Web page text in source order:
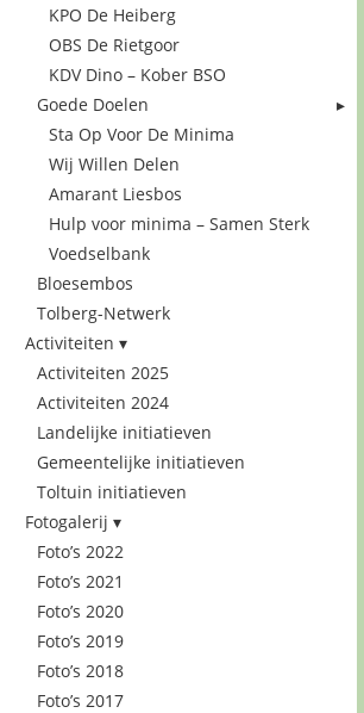
KPO De Heiberg
OBS De Rietgoor
KDV Dino – Kober BSO
Goede Doelen
Sta Op Voor De Minima
Wij Willen Delen
Amarant Liesbos
Hulp voor minima – Samen Sterk
Voedselbank
Bloesembos
Tolberg-Netwerk
Activiteiten
Activiteiten 2025
Activiteiten 2024
Landelijke initiatieven
Gemeentelijke initiatieven
Toltuin initiatieven
Fotogalerij
Foto’s 2022
Foto’s 2021
Foto’s 2020
Foto’s 2019
Foto’s 2018
Foto’s 2017